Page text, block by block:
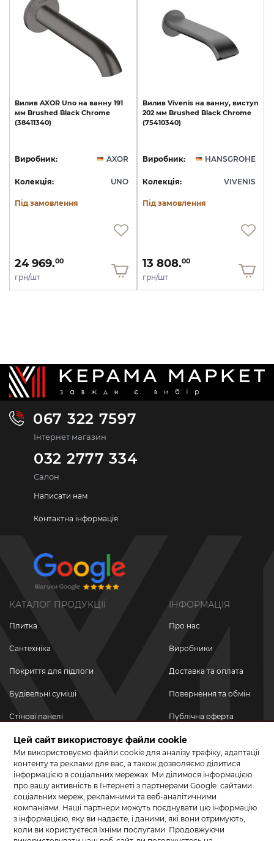
Вилив AXOR Uno на ванну 191
мм Brushed Black Chrome
(38411340)
Виробник: AXOR
Колекція: UNO
Під замовлення
24 969.00
грн/шт
Вилив Vivenis на ванну, виступ
202 мм Brushed Black Chrome
(75410340)
Виробник: HANSGROHE
Колекція: VIVENIS
Під замовлення
13 808.00
грн/шт
067 322 7597
Інтернет магазин
032 2777 334
Салон
Написати нам
Контактна інформація
КАТАЛОГ ПРОДУКЦІЇ
Плитка
Сантехніка
Покриття для підлоги
Будівельні суміші
Стінові панелі
Новинки
Акційні товари
Акції/Знижки
ІНФОРМАЦІЯ
Про нас
Виробники
Доставка та оплата
Повернення та обмін
Публічна оферта
Політика
конфіденційності
ПРИЄДНУЙТЕСЬ ДО НАС У СОЦМЕРЕЖАХ
Цей сайт використовує файли cookie
Ми використовуємо файли cookie для аналізу трафіку, адаптації
контенту та реклами для вас, а також дозволяємо ділитися
інформацією в соціальних мережах. Ми ділимося інформацією
про вашу активність в Інтернеті з партнерами Google: сайтами
соціальних мереж, рекламними та веб-аналітичними
компаніями. Наші партнери можуть поєднувати цю інформацію
з інформацією, яку ви надаєте, і даними, які вони отримують,
коли ви користуєтеся їхніми послугами. Продовжуючи